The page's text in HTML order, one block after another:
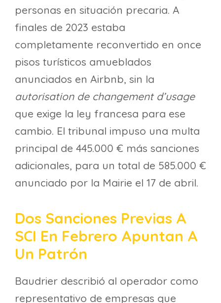
personas en situación precaria. A
finales de 2023 estaba
completamente reconvertido en once
pisos turísticos amueblados
anunciados en Airbnb, sin la
autorisation de changement d’usage
que exige la ley francesa para ese
cambio. El tribunal impuso una multa
principal de 445.000 € más sanciones
adicionales, para un total de 585.000 €
anunciado por la Mairie el 17 de abril.
Dos Sanciones Previas A
SCI En Febrero Apuntan A
Un Patrón
Baudrier describió al operador como
representativo de empresas que